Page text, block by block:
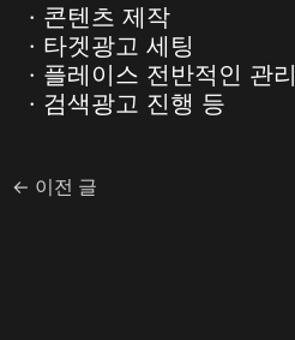
· 콘텐츠 제작
· 타겟광고 세팅
· 플레이스 전반적인 관리
· 검색광고 진행 등
← 이전 글